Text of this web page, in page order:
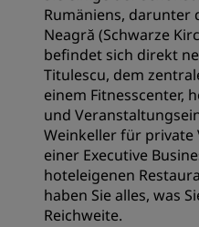
Rumäniens, darunter
Neagră (Schwarze
befindet sich direkt
Titulescu, dem
einem Fitnesscenter,
und
Weinkeller für
einer Executive
hoteleigenen
haben Sie alles, was
Reichweite.